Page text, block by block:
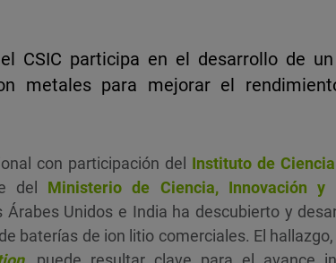
CSIC participa en el desarrollo de
metales para mejorar el
con participación del Instituto de
del Ministerio de Ciencia, Innovación y
Unidos e India ha descubierto y
baterías de ion litio comerciales. El